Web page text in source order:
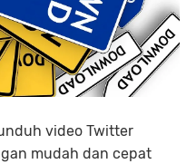
video Twitter
mudah dan cepat